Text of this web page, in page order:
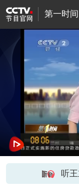
第一时间
听